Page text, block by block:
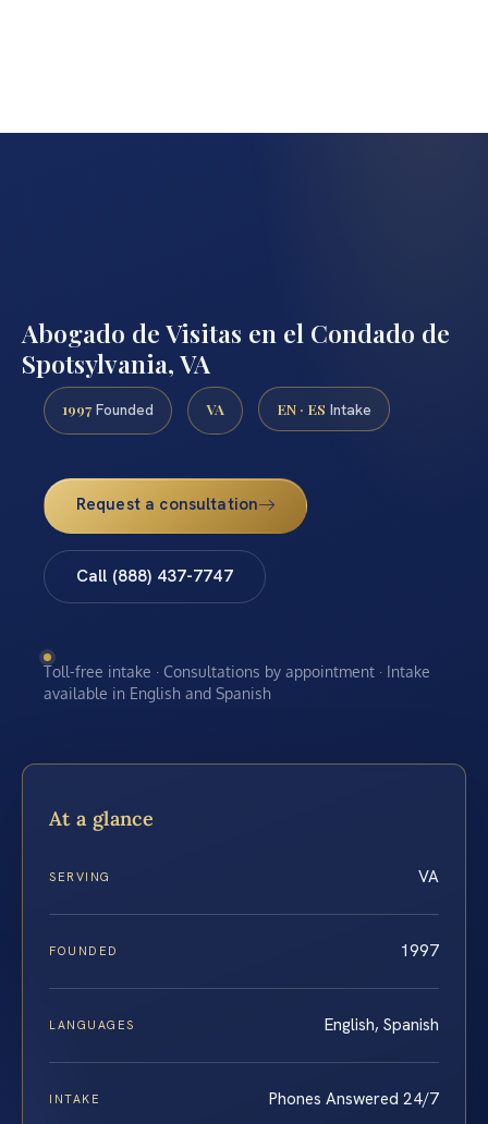
Abogado de Visitas en el Condado de
Spotsylvania, VA
1997 Founded VA EN · ES Intake
Request a consultation
Call (888) 437-7747
Toll-free intake · Consultations by appointment · Intake
available in English and Spanish
At a glance
SERVING VA
FOUNDED 1997
LANGUAGES English, Spanish
INTAKE Phones Answered 24/7